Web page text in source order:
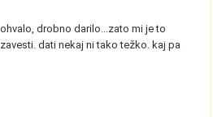
drobno darilo...zato mi je to
dati nekaj ni tako težko. kaj pa